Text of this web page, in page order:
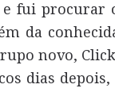
fui procurar
da
novo,
dias